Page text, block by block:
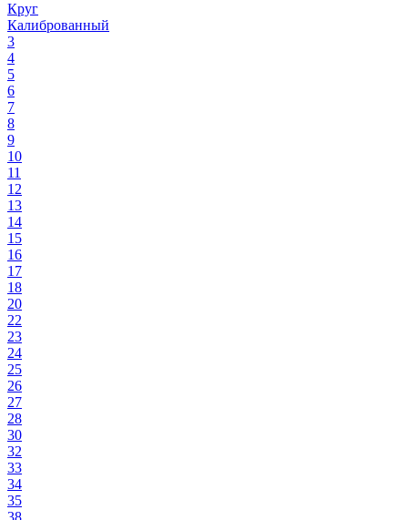
Круг
Калиброванный
3
4
5
6
7
8
9
10
11
12
13
14
15
16
17
18
20
22
23
24
25
26
27
28
30
32
33
34
35
38